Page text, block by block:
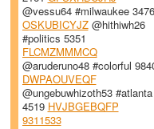
@vessu64 #milwaukee 3476
OSKUBICYJZ@hithiwh26
#politics 5351
FLCMZMMMCQ
@aruderuno48 #colorful
DWPAOUVEQF
@ungebuwhizoth53 #atlanta
4519 HVJBGEBQFP
9311533